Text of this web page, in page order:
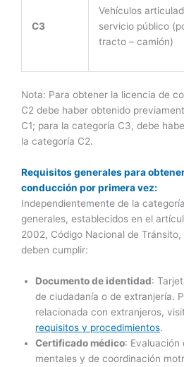
C3
Vehículos
servicio público
tracto – camión)
Nota: Para obtener la licencia de
C2 debe haber obtenido
C1; para la categoría C3, debe
la categoría C2.
Requisitos generales para
conducción por primera vez:
Independientemente de la
generales, establecidos en el
2002, Código Nacional de
deben cumplir:
Documento de identidad:
de ciudadanía o de extranjería.
relacionada con extranjeros,
requisitos y procedimientos.
Certificado médico: Evaluación
mentales y de coordinación